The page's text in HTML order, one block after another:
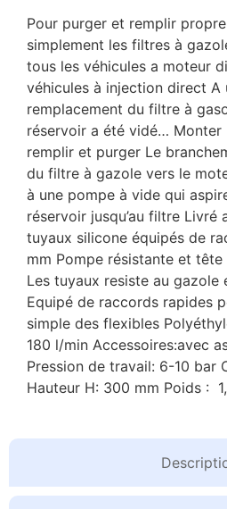
Pour purger et remplir
simplement les filtres à
tous les véhicules a moteur
véhicules à injection direct A
remplacement du filtre à
réservoir a été vidé… Monter
remplir et purger Le
du filtre à gazole vers le
à une pompe à vide qui
réservoir jusqu’au filtre Livré
tuyaux silicone équipés de
mm Pompe résistante et
Les tuyaux resiste au
Equipé de raccords rapides
simple des flexibles
180 l/min Accessoires:avec
Pression de travail: 6-10 bar
Hauteur H: 300 mm Poids :